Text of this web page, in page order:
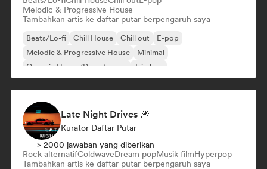
Melodic & Progressive House
Tambahkan artis ke daftar putar berpengaruh saya
Beats/Lo-fi Chill House Chill out
E-pop
Melodic & Progressive House
Minimal
Organic House/Downtempo
Trip hop
Late Night Drives 🎆
Kurator Daftar Putar
> 2000 jawaban yang diberikan
Rock alternatifColdwaveDream popMusik filmHyperpop
Tambahkan artis ke daftar putar berpengaruh saya